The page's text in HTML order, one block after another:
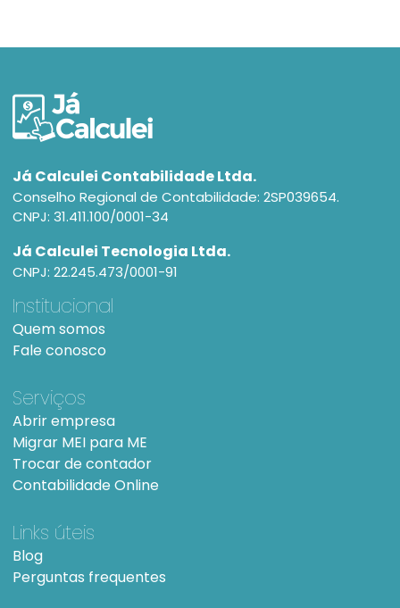
Já Calculei Contabilidade Ltda.
Conselho Regional de Contabilidade: 2SP039654.
CNPJ: 31.411.100/0001-34
Já Calculei Tecnologia Ltda.
CNPJ: 22.245.473/0001-91
Institucional
Quem somos
Fale conosco
Serviços
Abrir empresa
Migrar MEI para ME
Trocar de contador
Contabilidade Online
Links úteis
Blog
Perguntas frequentes